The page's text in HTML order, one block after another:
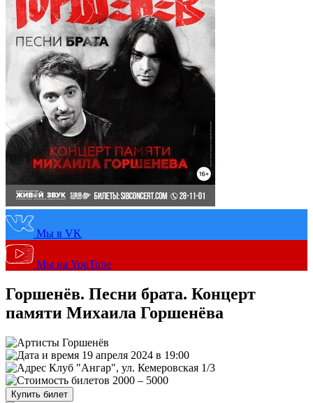
Мы в VK
Мы на YouTube
Горшенёв. Песни брата. Концерт
памяти Михаила Горшенёва
Горшенёв
19 апреля 2024 в 19:00
Клуб "Ангар", ул. Кемеровская 1/3
2000 – 5000
Купить билет